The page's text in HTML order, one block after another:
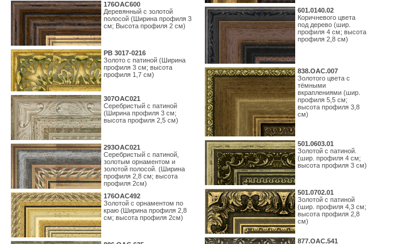
176OAC600
Деревянный с золотой
полосой (Ширина профиля 3
см; Высота профиля 2 см)
PB 3017-0216
Золото с патиной (Ширина
профиля 3 см; высота
профиля 1,7 см)
307OAC021
Серебристый с патиной
(Ширина профиля 3 см;
высота профиля 2,5 см)
293OAC021
Серебристый с патиной,
золотым орнаментом и
золотой полосой. (Ширина
профиля 2,8 см; высота
профиля 2см)
176OAC492
Золотой с орнаментом по
краю (Ширина профиля 2,8
см; высота профиля 2см)
601.0140.02
Коричневого цвета
под дерево (шир.
профиля 4 см; высота
профиля 2,8 см)
838.ОАС.007
Золотого цвета с
тёмными
вкраплениями (шир.
профиля 5,5 см;
высота профиля 3,8
см)
501.0603.01
Золотой с патиной.
(шир. профиля 4 см;
высота профиля 3 см)
501.0702.01
Золотой с патиной
(шир. профиля 4,3 см;
высота профиля 2,8
см)
877.ОАС.541